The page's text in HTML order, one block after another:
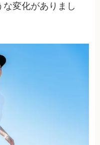
変化がありまし